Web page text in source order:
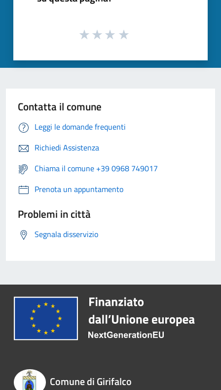
Contatta il comune
Leggi le domande frequenti
Richiedi Assistenza
Chiama il comune +39 0968 749017
Prenota un appuntamento
Problemi in città
Segnala disservizio
Comune di Girifalco